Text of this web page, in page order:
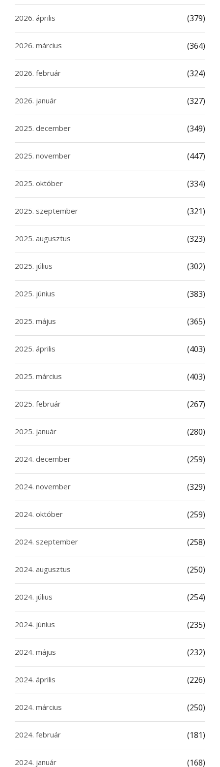
2026. április (379)
2026. március (364)
2026. február (324)
2026. január (327)
2025. december (349)
2025. november (447)
2025. október (334)
2025. szeptember (321)
2025. augusztus (323)
2025. július (302)
2025. június (383)
2025. május (365)
2025. április (403)
2025. március (403)
2025. február (267)
2025. január (280)
2024. december (259)
2024. november (329)
2024. október (259)
2024. szeptember (258)
2024. augusztus (250)
2024. július (254)
2024. június (235)
2024. május (232)
2024. április (226)
2024. március (250)
2024. február (181)
2024. január (168)